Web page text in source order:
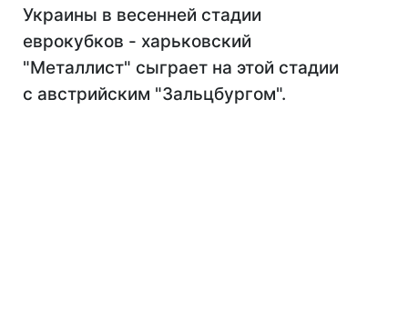
Украины в весенней стадии
еврокубков - харьковский
"Металлист" сыграет на этой стадии
с австрийским "Зальцбургом".